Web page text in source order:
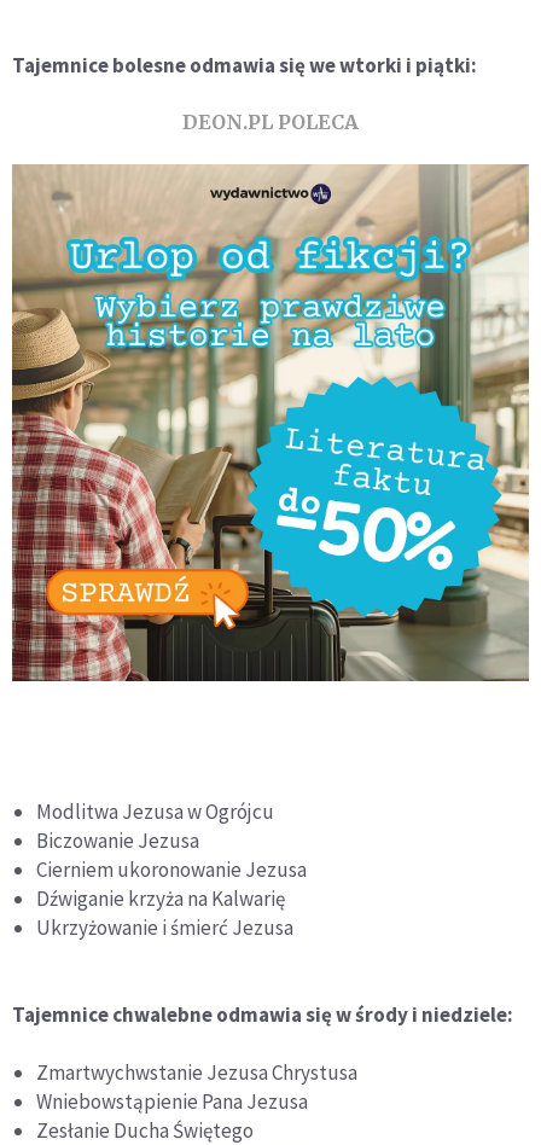
Tajemnice bolesne odmawia się we wtorki i piątki:
DEON.PL POLECA
Modlitwa Jezusa w Ogrójcu
Biczowanie Jezusa
Cierniem ukoronowanie Jezusa
Dźwiganie krzyża na Kalwarię
Ukrzyżowanie i śmierć Jezusa
Tajemnice chwalebne odmawia się w środy i niedziele:
Zmartwychwstanie Jezusa Chrystusa
Wniebowstąpienie Pana Jezusa
Zesłanie Ducha Świętego